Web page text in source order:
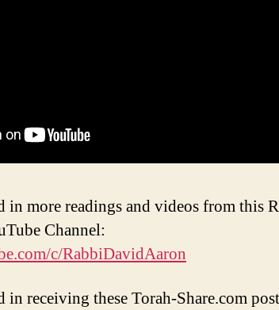
in more readings and videos from this
Channel:
c/RabbiDavidAaron
in receiving these Torah-Share.com